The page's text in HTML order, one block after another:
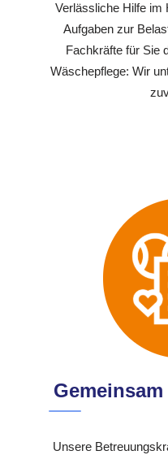
Verlässliche Hilfe im
Aufgaben zur
Fachkräfte für Sie
Wäschepflege: Wir
Unsere